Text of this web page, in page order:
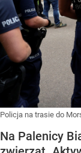
Policja na trasie do
Na Palenicy